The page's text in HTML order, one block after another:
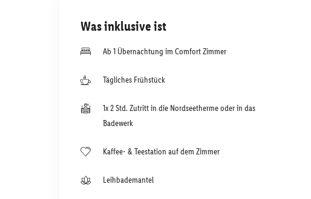
Was inklusive ist
Ab 1 Übernachtung im Comfort Zimmer
Tägliches Frühstück
1x 2 Std. Zutritt in die Nordseetherme oder in das
Badewerk
Kaffee- & Teestation auf dem Zimmer
Leihbademantel